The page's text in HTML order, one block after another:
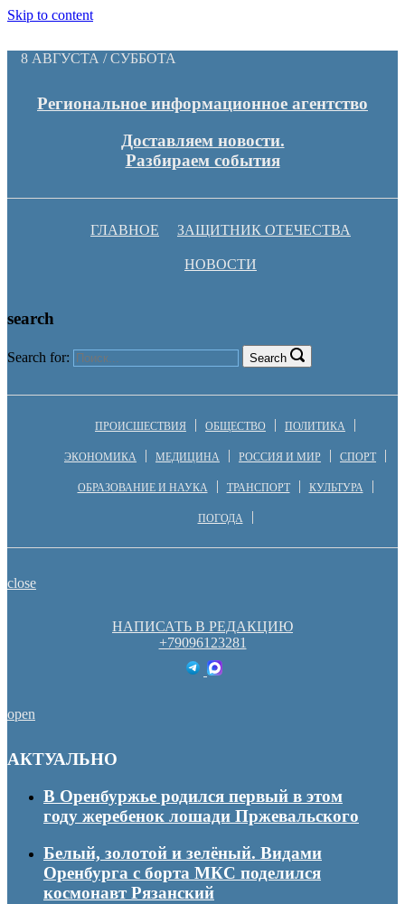
Skip to content
8 АВГУСТА / СУББОТА
Региональное информационное агентство
Доставляем новости.
Разбираем события
ГЛАВНОЕ ЗАЩИТНИК ОТЕЧЕСТВА
НОВОСТИ
search
Search for: Search
ПРОИСШЕСТВИЯ ОБЩЕСТВО ПОЛИТИКА
ЭКОНОМИКА МЕДИЦИНА РОССИЯ И МИР СПОРТ
ОБРАЗОВАНИЕ И НАУКА ТРАНСПОРТ КУЛЬТУРА
ПОГОДА
close
НАПИСАТЬ В РЕДАКЦИЮ
+79096123281
open
АКТУАЛЬНО
В Оренбуржье родился первый в этом
году жеребенок лошади Пржевальского
Белый, золотой и зелёный. Видами
Оренбурга с борта МКС поделился
космонавт Рязанский